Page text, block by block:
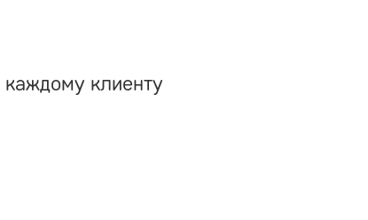
каждому клиенту